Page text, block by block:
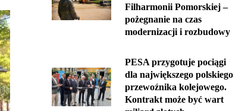
Filharmonii Pomorskiej –
pożegnanie na czas
modernizacji i rozbudowy
PESA przygotuje pociągi
dla największego polskiego
przewoźnika kolejowego.
Kontrakt może być wart